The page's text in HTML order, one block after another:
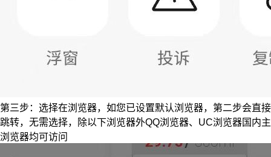
第三步：选择在浏览器，如您已设置默认浏览器，第二步会直接
跳转，无需选择，除以下浏览器外QQ浏览器、UC浏览器国内主
浏览器均可访问